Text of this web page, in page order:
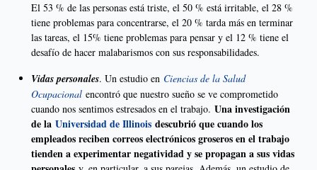
El 53 % de las personas está triste, el 50 % está irritable, el 28 %
tiene problemas para concentrarse, el 20 % tarda más en terminar
las tareas, el 15% tiene problemas para pensar y el 12 % tiene el
desafío de hacer malabarismos con sus responsabilidades.
Vidas personales. Un estudio en Ciencias de la Salud
Ocupacional encontró que nuestro sueño se ve comprometido
cuando nos sentimos estresados en el trabajo. Una investigación
de la Universidad de Illinois descubrió que cuando los
empleados reciben correos electrónicos groseros en el trabajo
tienden a experimentar negatividad y se propagan a sus vidas